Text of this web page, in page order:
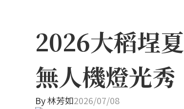
2026大稻埕
無人機燈光
By林芳如2026/07/08